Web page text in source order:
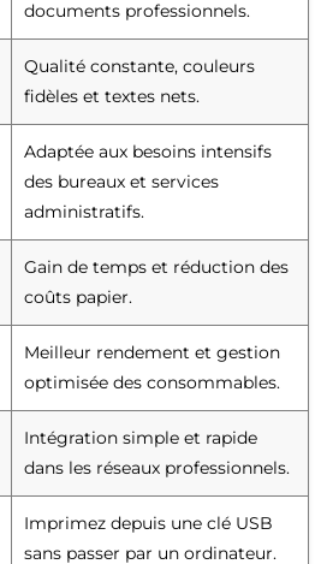
documents professionnels.
Qualité constante, couleurs
fidèles et textes nets.
Adaptée aux besoins intensifs
des bureaux et services
administratifs.
Gain de temps et réduction des
coûts papier.
Meilleur rendement et gestion
optimisée des consommables.
Intégration simple et rapide
dans les réseaux professionnels.
Imprimez depuis une clé USB
sans passer par un ordinateur.